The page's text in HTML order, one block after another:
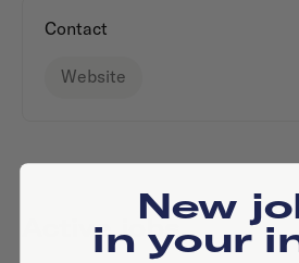
Contact
Website
Active jobs
New
in your